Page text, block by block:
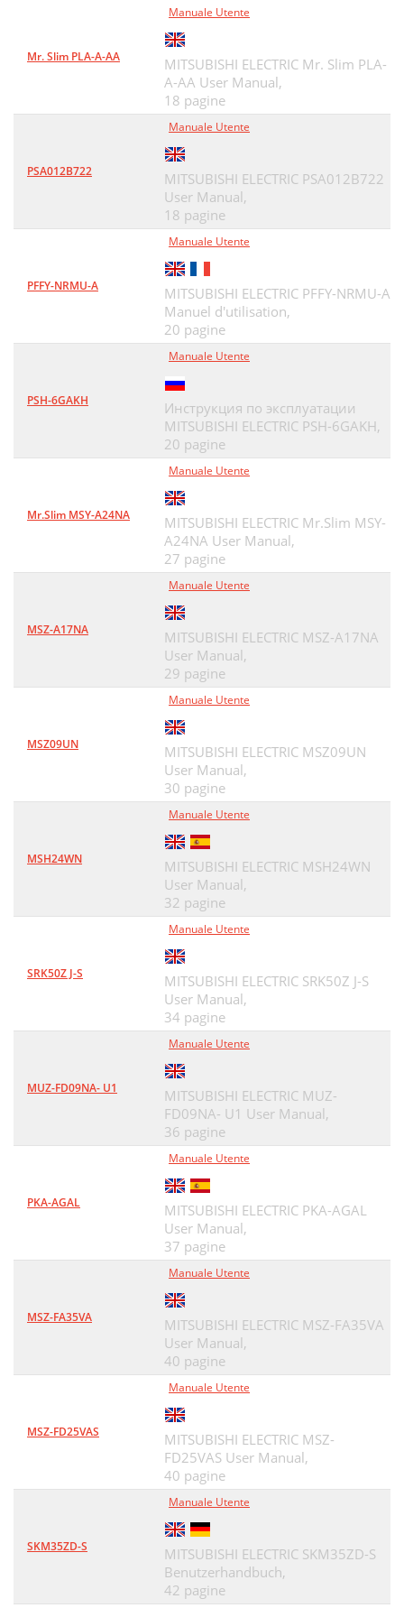
Mr. Slim PLA-A-AA
Manuale Utente
MITSUBISHI ELECTRIC Mr. Slim PLA-
A-AA User Manual,
18 pagine
PSA012B722
Manuale Utente
MITSUBISHI ELECTRIC PSA012B722
User Manual,
18 pagine
PFFY-NRMU-A
Manuale Utente
MITSUBISHI ELECTRIC PFFY-NRMU-A
Manuel d'utilisation,
20 pagine
PSH-6GAKH
Manuale Utente
Инструкция по эксплуатации
MITSUBISHI ELECTRIC PSH-6GAKH,
20 pagine
Mr.Slim MSY-A24NA
Manuale Utente
MITSUBISHI ELECTRIC Mr.Slim MSY-
A24NA User Manual,
27 pagine
MSZ-A17NA
Manuale Utente
MITSUBISHI ELECTRIC MSZ-A17NA
User Manual,
29 pagine
MSZ09UN
Manuale Utente
MITSUBISHI ELECTRIC MSZ09UN
User Manual,
30 pagine
MSH24WN
Manuale Utente
MITSUBISHI ELECTRIC MSH24WN
User Manual,
32 pagine
SRK50Z J-S
Manuale Utente
MITSUBISHI ELECTRIC SRK50Z J-S
User Manual,
34 pagine
MUZ-FD09NA- U1
Manuale Utente
MITSUBISHI ELECTRIC MUZ-
FD09NA- U1 User Manual,
36 pagine
PKA-AGAL
Manuale Utente
MITSUBISHI ELECTRIC PKA-AGAL
User Manual,
37 pagine
MSZ-FA35VA
Manuale Utente
MITSUBISHI ELECTRIC MSZ-FA35VA
User Manual,
40 pagine
MSZ-FD25VAS
Manuale Utente
MITSUBISHI ELECTRIC MSZ-
FD25VAS User Manual,
40 pagine
SKM35ZD-S
Manuale Utente
MITSUBISHI ELECTRIC SKM35ZD-S
Benutzerhandbuch,
42 pagine